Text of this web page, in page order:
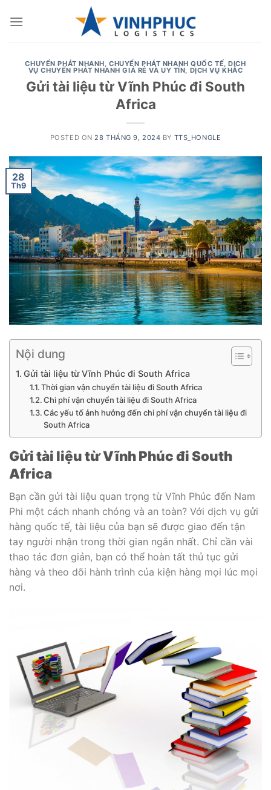
CHUYỂN PHÁT NHANH,CHUYỂN PHÁT NHANH QUỐC TẾ,DỊCH
VỤ CHUYỂN PHÁT NHANH GIÁ RẺ VÀ UY TÍN, DỊCH VỤ KHÁC
Gửi tài liệu từ Vĩnh Phúc đi South
Africa
POSTED ON 28 THÁNG 9, 2024 BY TTS_HONGLE
28
Th9
Nội dung
Gửi tài liệu từ Vĩnh Phúc đi South Africa
Thời gian vận chuyển tài liệu đi South Africa
Chi phí vận chuyển tài liệu đi South Africa
Các yếu tố ảnh hưởng đến chi phí vận chuyển tài liệu đi
South Africa
Gửi tài liệu từ Vĩnh Phúc đi South
Africa
Bạn cần gửi tài liệu quan trọng từ Vĩnh Phúc đến Nam
Phi một cách nhanh chóng và an toàn? Với dịch vụ gửi
hàng quốc tế, tài liệu của bạn sẽ được giao đến tận
tay người nhận trong thời gian ngắn nhất. Chỉ cần vài
thao tác đơn giản, bạn có thể hoàn tất thủ tục gửi
hàng và theo dõi hành trình của kiện hàng mọi lúc mọi
nơi.